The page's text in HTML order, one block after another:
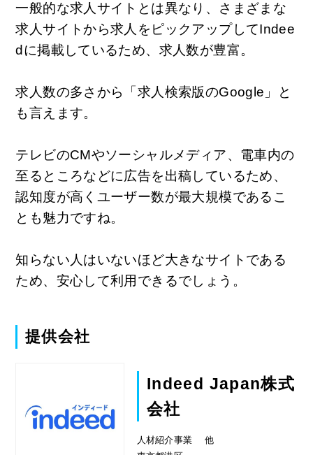
一般的な求人サイトとは異なり、さまざまな
求人サイトから求人をピックアップしてIndee
dに掲載しているため、求人数が豊富。
求人数の多さから「求人検索版のGoogle」と
も言えます。
テレビのCMやソーシャルメディア、電車内の
至るところなどに広告を出稿しているため、
認知度が高くユーザー数が最大規模であるこ
とも魅力ですね。
知らない人はいないほど大きなサイトである
ため、安心して利用できるでしょう。
提供会社
Indeed Japan株式
会社
人材紹介事業 他